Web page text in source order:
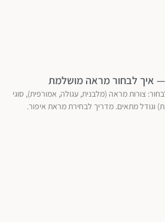
איך לבחור מראה מושלמת
צורות מראה (מלבנית, עגולה, אמורפית), סוגי
וגודל מתאים. מדריך לבחירת מראת איפור.